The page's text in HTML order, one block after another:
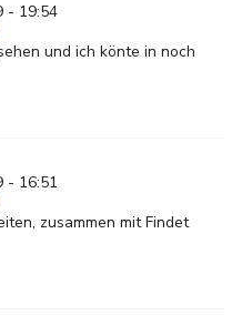
- 19:54
und ich könte in noch
- 16:51
zusammen mit Findet